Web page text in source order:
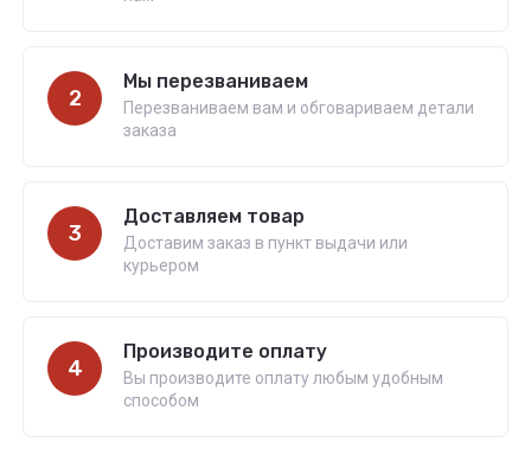
2
Мы перезваниваем
Перезваниваем вам и обговариваем детали
заказа
3
Доставляем товар
Доставим заказ в пункт выдачи или
курьером
4
Производите оплату
Вы производите оплату любым удобным
способом